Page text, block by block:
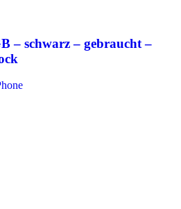
– schwarz – gebraucht –